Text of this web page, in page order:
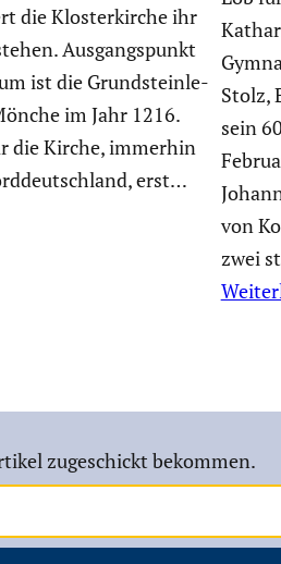
die Kloster­kirche ihr
Ausgangs­punkt
ist die Grund­stein­le­
im Jahr 1216.
die Kirche, immerhin
erst…
Stolz,
sein
von
zwei
zugeschickt bekommen.